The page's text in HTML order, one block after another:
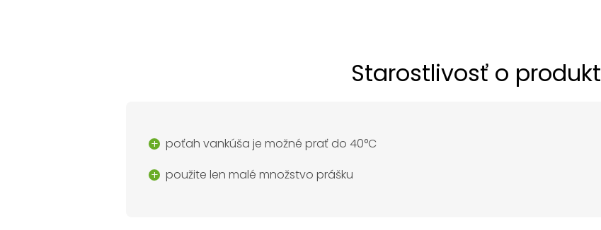
Starostlivosť o produkt
poťah vankúša je možné prať do 40°C
použite len malé množstvo prášku